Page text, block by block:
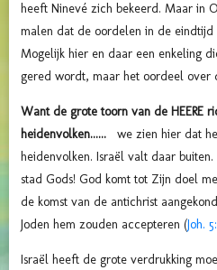
heeft Ninevé zich bekeerd. Maar in
malen dat de oordelen in de eindtijd
Mogelijk hier en daar een enkeling
gered wordt, maar het oordeel over
Want de grote toorn van de HEERE
heidenvolken...... we zien hier dat
heidenvolken. Israël valt daar
stad Gods! God komt tot Zijn doel
de komst van de antichrist
Joden hem zouden accepteren (Joh.
Israël heeft de grote verdrukking